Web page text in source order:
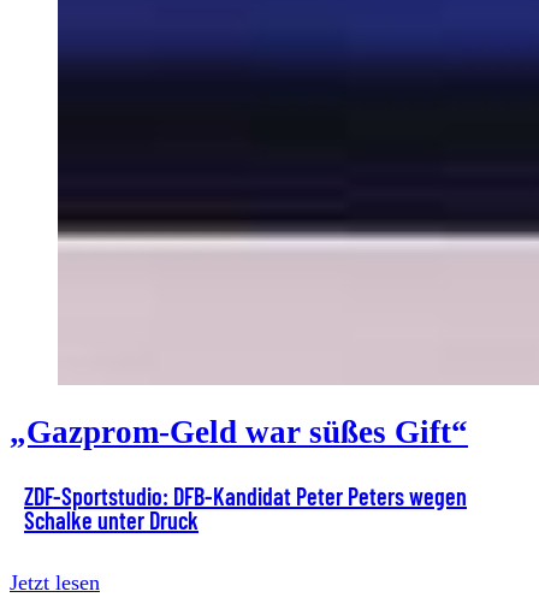
„Gazprom-Geld war süßes Gift“
ZDF-Sportstudio: DFB-Kandidat Peter Peters wegen
Schalke unter Druck
Jetzt lesen